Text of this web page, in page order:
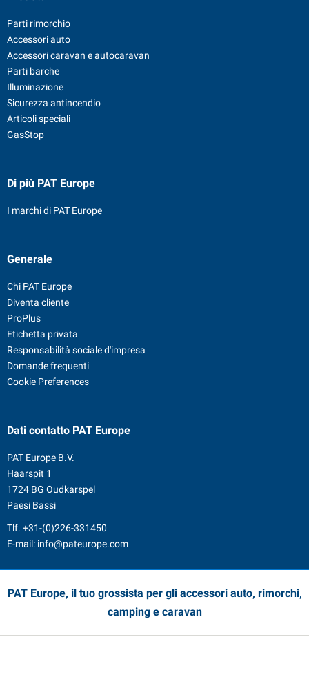
Parti rimorchio
Accessori auto
Accessori caravan e autocaravan
Parti barche
Illuminazione
Sicurezza antincendio
Articoli speciali
GasStop
Di più PAT Europe
I marchi di PAT Europe
Generale
Chi PAT Europe
Diventa cliente
ProPlus
Etichetta privata
Responsabilità sociale d'impresa
Domande frequenti
Cookie Preferences
Dati contatto PAT Europe
PAT Europe B.V.
Haarspit 1
1724 BG Oudkarspel
Paesi Bassi
Tlf. +31-(0)226-331450
E-mail: info@pateurope.com
PAT Europe, il tuo grossista per gli accessori auto, rimorchi,
camping e caravan